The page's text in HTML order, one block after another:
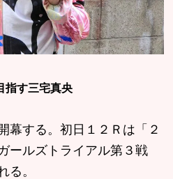
指す三宅真央
幕する。初日１２Ｒは「２
ールズトライアル第３戦
る。